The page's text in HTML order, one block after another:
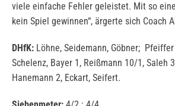
viele einfache Fehler geleistet. Mit so
kein Spiel gewinnen“, ärgerte sich Coach
DHfK: Löhne, Seidemann, Göbner;
Schelenz, Bayer 1, Reißmann 10/1, Saleh
Hanemann 2, Eckart, Seifert.